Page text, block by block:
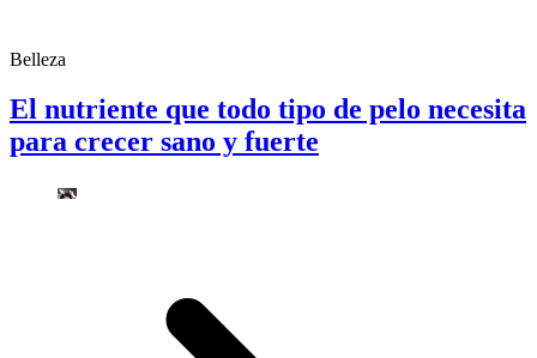
Belleza
El nutriente que todo tipo de pelo necesita
para crecer sano y fuerte